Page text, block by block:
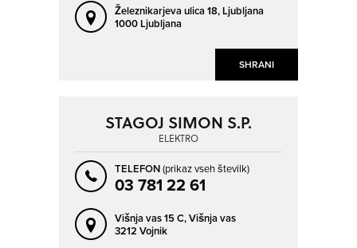
SHRANI
Železnikarjeva ulica 18, Ljubljana
1000 Ljubljana
STAGOJ SIMON S.P.
ELEKTRO
TELEFON(prikaz vseh številk)
03 781 22 61
Višnja vas 15 C,Višnja vas
3212 Vojnik